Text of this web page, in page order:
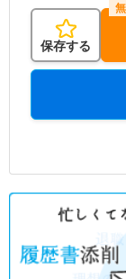
保存する